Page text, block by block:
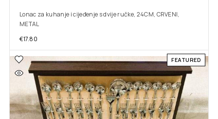
Lonac za kuhanje i cijeđenje s dvije ručke, 24CM, CRVENI,
METAL
€17.80
FEATURED